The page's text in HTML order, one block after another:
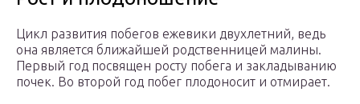
Цикл развития побегов ежевики двухлетний, ведь
она является ближайшей родственницей малины.
Первый год посвящен росту побега и закладыванию
почек. Во второй год побег плодоносит и отмирает.